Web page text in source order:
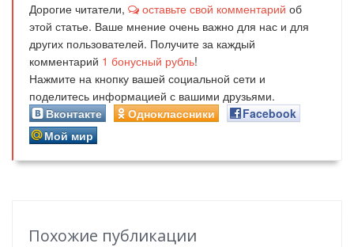
Дорогие читатели, оставьте свой комментарий об
этой статье. Ваше мнение очень важно для нас и для
других пользователей. Получите за каждый
комментарий 1 бонусный рубль!
Нажмите на кнопку вашей социальной сети и
поделитесь информацией с вашими друзьями.
Вконтакте
Одноклассники
Facebook
Мой мир
Похожие публикации